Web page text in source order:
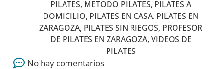
PILATES, METODO PILATES, PILATES A
DOMICILIO, PILATES EN CASA, PILATES EN
ZARAGOZA, PILATES SIN RIEGOS, PROFESOR
DE PILATES EN ZARAGOZA, VIDEOS DE
PILATES
No hay comentarios